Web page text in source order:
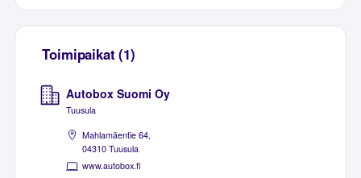
Toimipaikat (1)
Autobox Suomi Oy
Tuusula
Mahlamäentie 64,
04310 Tuusula
www.autobox.fi